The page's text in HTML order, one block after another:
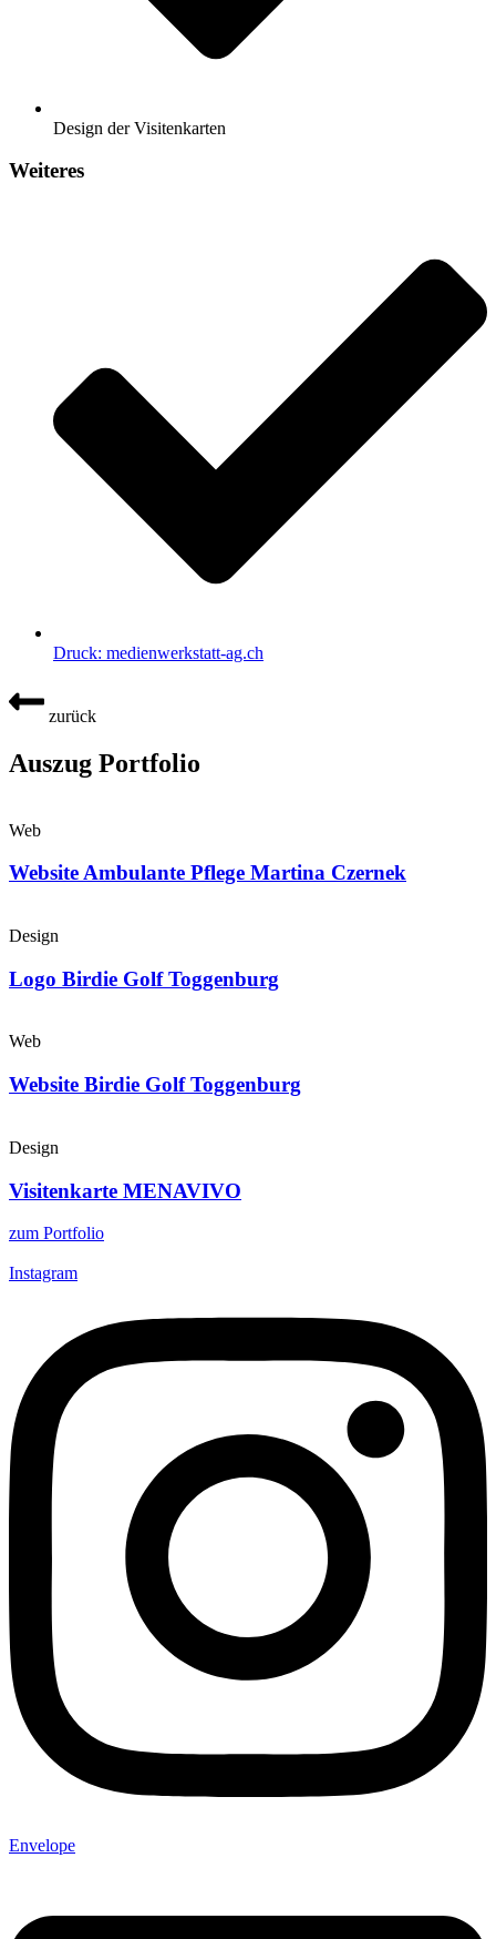
Design der Visitenkarten
Weiteres
Druck: medienwerkstatt-ag.ch
zurück
Auszug Portfolio
Web
Website Ambulante Pflege Martina Czernek
Design
Logo Birdie Golf Toggenburg
Web
Website Birdie Golf Toggenburg
Design
Visitenkarte MENAVIVO
zum Portfolio
Instagram
Envelope